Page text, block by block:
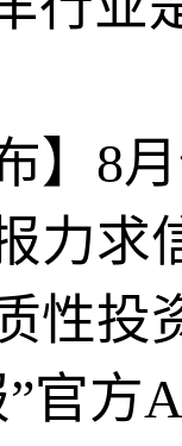
】8
力求
性投
官方